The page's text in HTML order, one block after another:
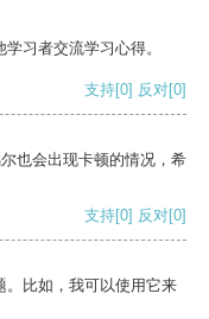
习者交流学习心得。
支持[0] 反对[0]
也会出现卡顿的情况，希
支持[0] 反对[0]
。比如，我可以使用它来